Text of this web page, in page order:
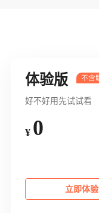
体验版
好不好用先试试看
¥ 0
立即体验